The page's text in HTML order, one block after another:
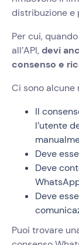
distribuzione e
Per cui,
all’API, devi
consenso e
Ci sono alcune
Il
l’utente
Deve
Deve
Deve
Puoi trovare